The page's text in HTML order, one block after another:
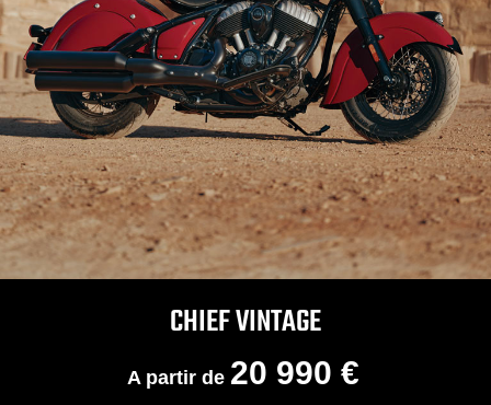
CHIEF VINTAGE
A partir de 20 990 €